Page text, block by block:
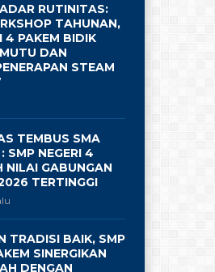
RUTINITAS:
TAHUNAN,
4 PAKEM BIDIK
DAN
STEAM
TEMBUS SMA
SMP NEGERI 4
NILAI GABUNGAN
TERTINGGI
TRADISI BAIK, SMP
SINERGIKAN
DENGAN